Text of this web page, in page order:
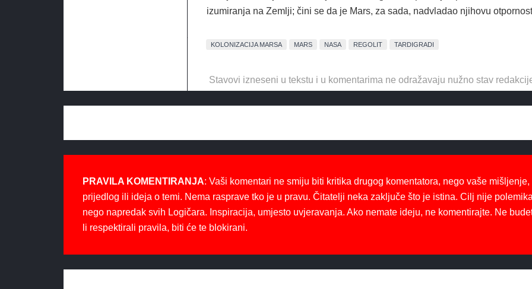
izumiranja na Zemlji; čini se da je Mars, za sada, nadvladao njihovu
KOLONIZACIJA MARSA MARS NASA REGOLIT TARDIGRADI
Stavovi izneseni u tekstu i u komentarima ne odražavaju nužno stav
PRAVILA KOMENTIRANJA: Vaši komentari ne smiju biti kritika drugog komentatora, nego vaše mišljenje,
prijedlog ili ideja o temi. Nema rasprave tko je u pravu. Čitatelji neka zaključe što je istina. Cilj nije
nego napredak svih Logičara. Inspiracija, umjesto uvjeravanja. Ako nemate ideju, ne komentirajte. Ne
li respektirali pravila, biti će te blokirani.